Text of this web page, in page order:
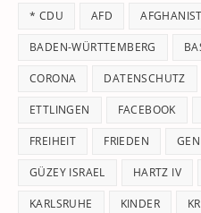
* CDU AFD
BADEN-WÜRTTEMBERG
CORONA DATENSCHUTZ
ETTLINGEN FACEBOOK
FREIHEIT FRIEDEN
GÜZEY ISRAEL HARTZ IV
KARLSRUHE KINDER